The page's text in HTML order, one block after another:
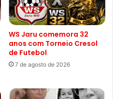
WS Jaru comemora 32
anos com Torneio Cresol
de Futebol
7 de agosto de 2026